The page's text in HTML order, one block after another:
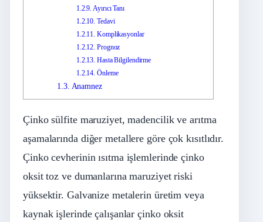
1.2.9. Ayırıcı Tanı
1.2.10. Tedavi
1.2.11. Komplikasyonlar
1.2.12. Prognoz
1.2.13. Hasta Bilgilendirme
1.2.14. Önleme
1.3. Anamnez
Çinko sülfite maruziyet, madencilik ve arıtma
aşamalarında diğer metallere göre çok kısıtlıdır.
Çinko cevherinin ısıtma işlemlerinde çinko
oksit toz ve dumanlarına maruziyet riski
yüksektir. Galvanize metalerin üretim veya
kaynak işlerinde çalışanlar çinko oksit